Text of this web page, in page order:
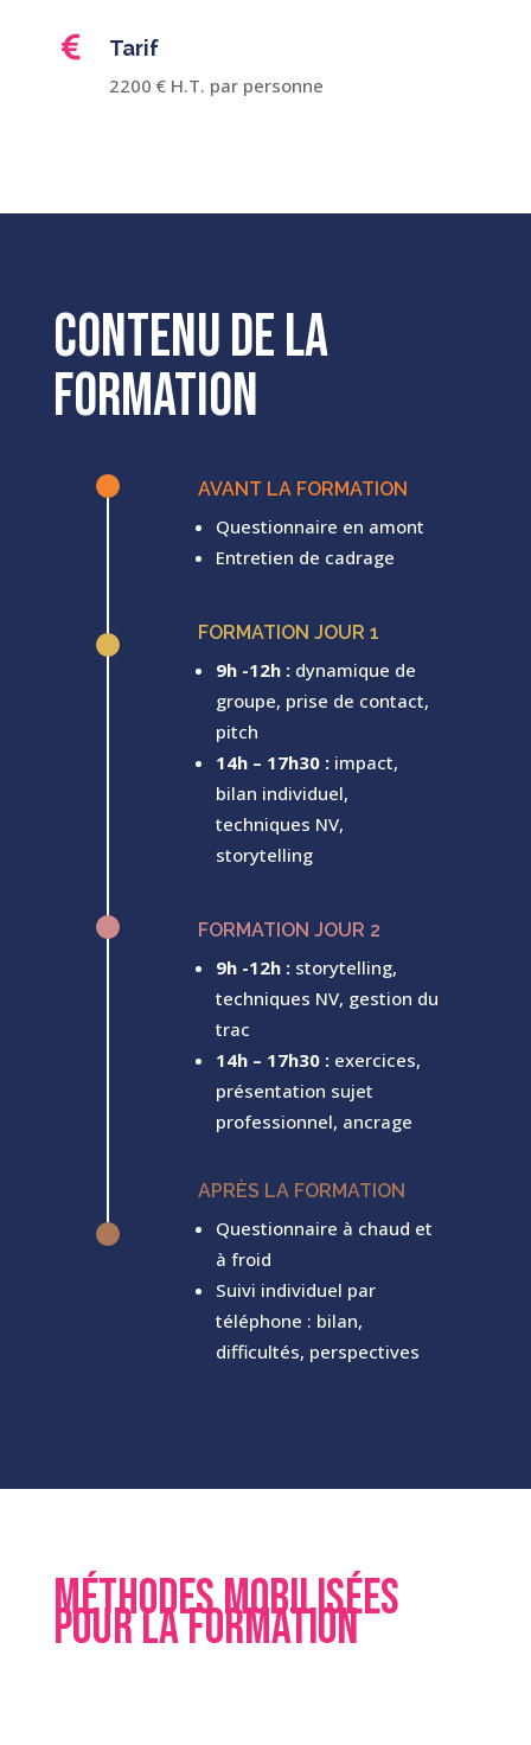
 Tarif
2200 € H.T. par personne
Contenu de la
formation
^ AVANT LA FORMATION
Questionnaire en amont
Entretien de cadrage
^ FORMATION JOUR 1
9h -12h : dynamique de
groupe, prise de contact,
pitch
14h – 17h30 : impact,
bilan individuel,
techniques NV,
storytelling
^ FORMATION JOUR 2
9h -12h : storytelling,
techniques NV, gestion du
trac
14h – 17h30 : exercices,
présentation sujet
professionnel, ancrage
^
APRÈS LA FORMATION
Questionnaire à chaud et
à froid
Suivi individuel par
téléphone : bilan,
difficultés, perspectives
MÉTHODES MOBILISÉES
POUR LA FORMATION